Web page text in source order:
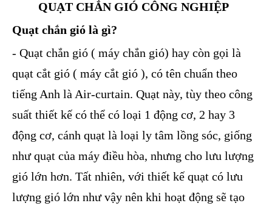
QUẠT CHẮN GIÓ CÔNG NGHIỆP
Quạt chắn gió là gì?
- Quạt chắn gió ( máy chắn gió) hay còn gọi là
quạt cắt gió ( máy cắt gió ), có tên chuẩn theo
tiếng Anh là Air-curtain. Quạt này, tùy theo công
suất thiết kế có thể có loại 1 động cơ, 2 hay 3
động cơ, cánh quạt là loại ly tâm lồng sóc, giống
như quạt của máy điều hòa, nhưng cho lưu lượng
gió lớn hơn. Tất nhiên, với thiết kế quạt có lưu
lượng gió lớn như vậy nên khi hoạt động sẽ tạo